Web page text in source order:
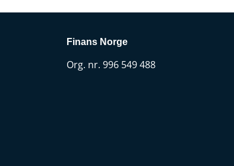
Finans Norge
Org. nr. 996 549 488